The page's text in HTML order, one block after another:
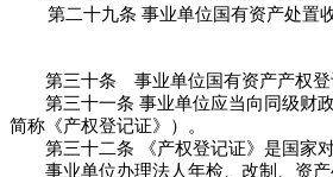
第二十九条 事业单位国有资产处置
第三十条 事业单位国有资产产权登记
第三十一条 事业单位应当向同级财政
简称《产权登记证》）。
第三十二条 《产权登记证》是国家对
事业单位办理法人年检、改制、资产